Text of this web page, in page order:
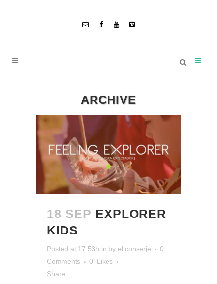
ARCHIVE
18 SEP EXPLORER
KIDS
Posted at 17:53h in by el conserje
0
Comments
0
Likes
Share